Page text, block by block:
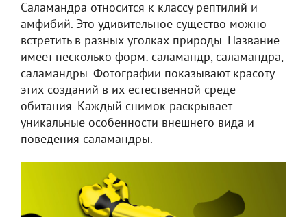
Саламандра относится к классу рептилий и
амфибий. Это удивительное существо можно
встретить в разных уголках природы. Название
имеет несколько форм: саламандр, саламандра,
саламандры. Фотографии показывают красоту
этих созданий в их естественной среде
обитания. Каждый снимок раскрывает
уникальные особенности внешнего вида и
поведения саламандры.